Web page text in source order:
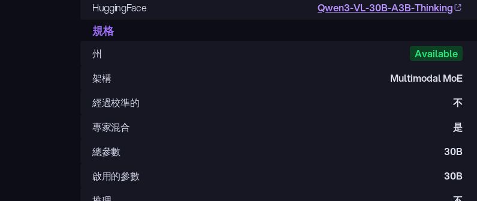
HuggingFace
Qwen3-VL-30B-A3B-Thinking
規格
州 Available
架構
Multimodal MoE
經過校準的
不
專家混合
是
總參數
30B
啟用的參數
30B